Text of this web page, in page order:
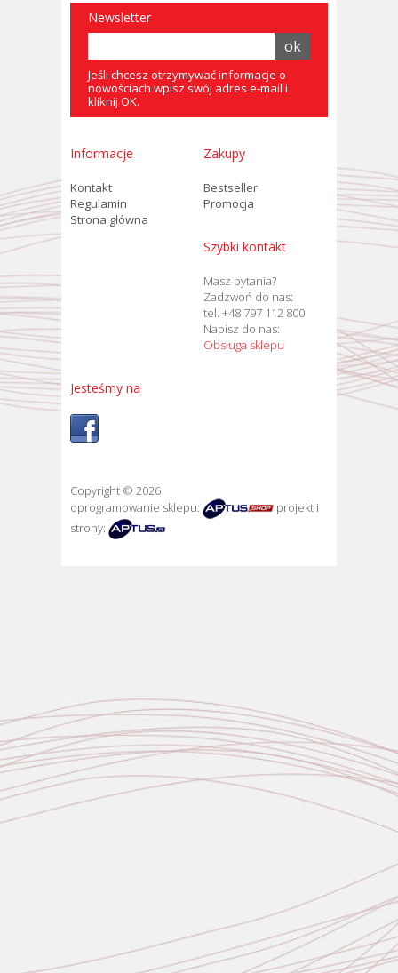
Newsletter
Jeśli chcesz otrzymywać informacje o
nowościach wpisz swój adres e-mail i
kliknij OK.
Informacje
Kontakt
Regulamin
Strona główna
Zakupy
Bestseller
Promocja
Szybki kontakt
Masz pytania?
Zadzwoń do nas:
tel. +48 797 112 800
Napisz do nas:
Obsługa sklepu
Jesteśmy na
Copyright © 2026
oprogramowanie sklepu:
projekt i
strony: